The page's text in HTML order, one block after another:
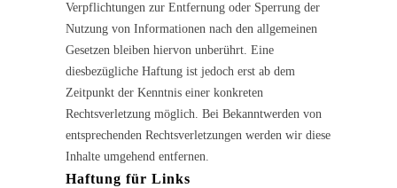
Verpflichtungen zur Entfernung oder Sperrung der
Nutzung von Informationen nach den allgemeinen
Gesetzen bleiben hiervon unberührt. Eine
diesbezügliche Haftung ist jedoch erst ab dem
Zeitpunkt der Kenntnis einer konkreten
Rechtsverletzung möglich. Bei Bekanntwerden von
entsprechenden Rechtsverletzungen werden wir diese
Inhalte umgehend entfernen.
Haftung für Links